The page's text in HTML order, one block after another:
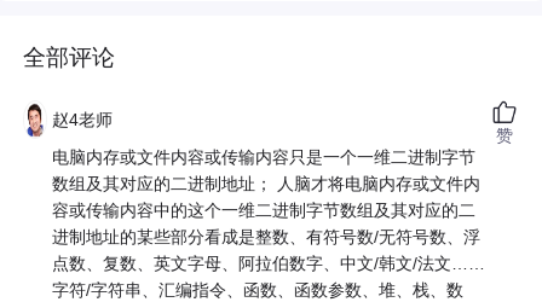
全部评论
赵4老师
电脑内存或文件内容或传输内容只是一个一维二进制字节
数组及其对应的二进制地址； 人脑才将电脑内存或文件内
容或传输内容中的这个一维二进制字节数组及其对应的二
进制地址的某些部分看成是整数、有符号数/无符号数、浮
点数、复数、英文字母、阿拉伯数字、中文/韩文/法文……
字符/字符串、汇编指令、函数、函数参数、堆、栈、数
赞